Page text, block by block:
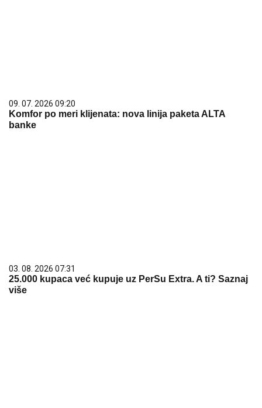
09. 07. 2026 09:20
Komfor po meri klijenata: nova linija paketa ALTA
banke
03. 08. 2026 07:31
25.000 kupaca već kupuje uz PerSu Extra. A ti? Saznaj
više